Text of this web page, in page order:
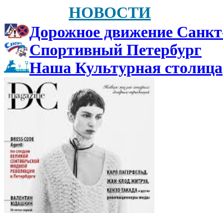
НОВОСТИ
Дорожное движение
Спортивный Петербург
Наша Культурная столица